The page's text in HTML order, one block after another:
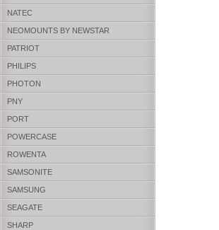
NATEC
NEOMOUNTS BY NEWSTAR
PATRIOT
PHILIPS
PHOTON
PNY
PORT
POWERCASE
ROWENTA
SAMSONITE
SAMSUNG
SEAGATE
SHARP